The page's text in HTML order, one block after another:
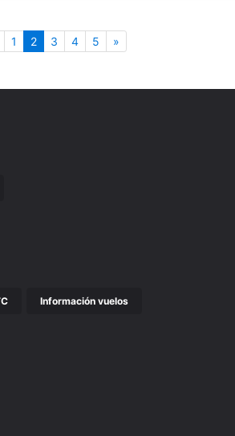
Anterior
1 2(actual)
3 4 5 »
Información vuelos